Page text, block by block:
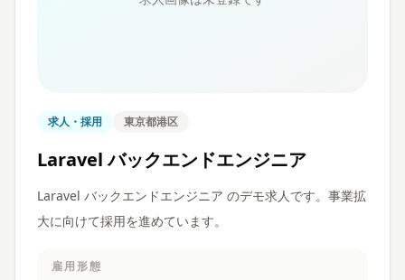
求人・採用 東京都港区
Laravel バックエンドエンジニア
Laravel バックエンドエンジニア のデモ求人です。事業拡
大に向けて採用を進めています。
雇用形態